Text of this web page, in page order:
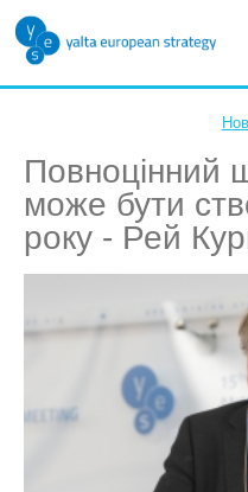
Повноцінний
може бути
року - Рей